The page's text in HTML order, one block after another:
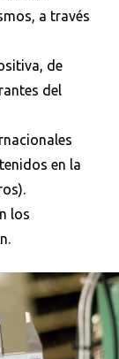
a través
de
del
en la
los